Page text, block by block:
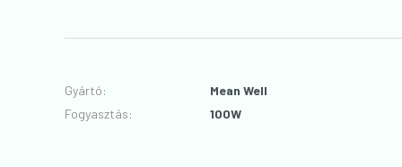
Gyártó: Mean Well
Fogyasztás: 100W